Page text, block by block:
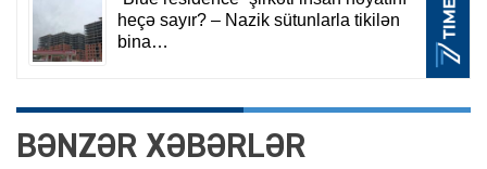
BƏNZƏR XƏBƏRLƏR